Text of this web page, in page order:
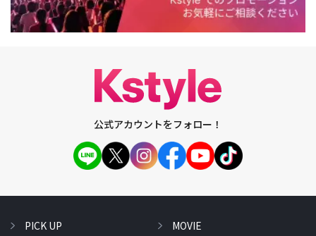
公式アカウントをフォロー！
PICK UP MOVIE